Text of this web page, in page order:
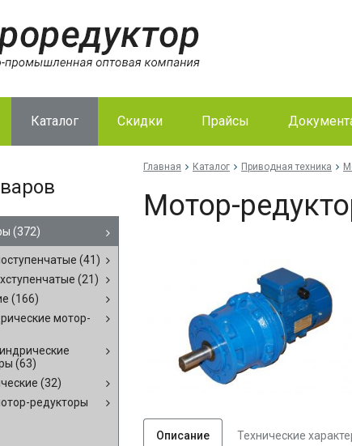
Каталог Скидки Прайсы
(372)
(41)
(21)
(166)
мотор-
(63)
(32)
редукторы
Главная Каталог Приводная техника
Мо­тор-
Описание Технические